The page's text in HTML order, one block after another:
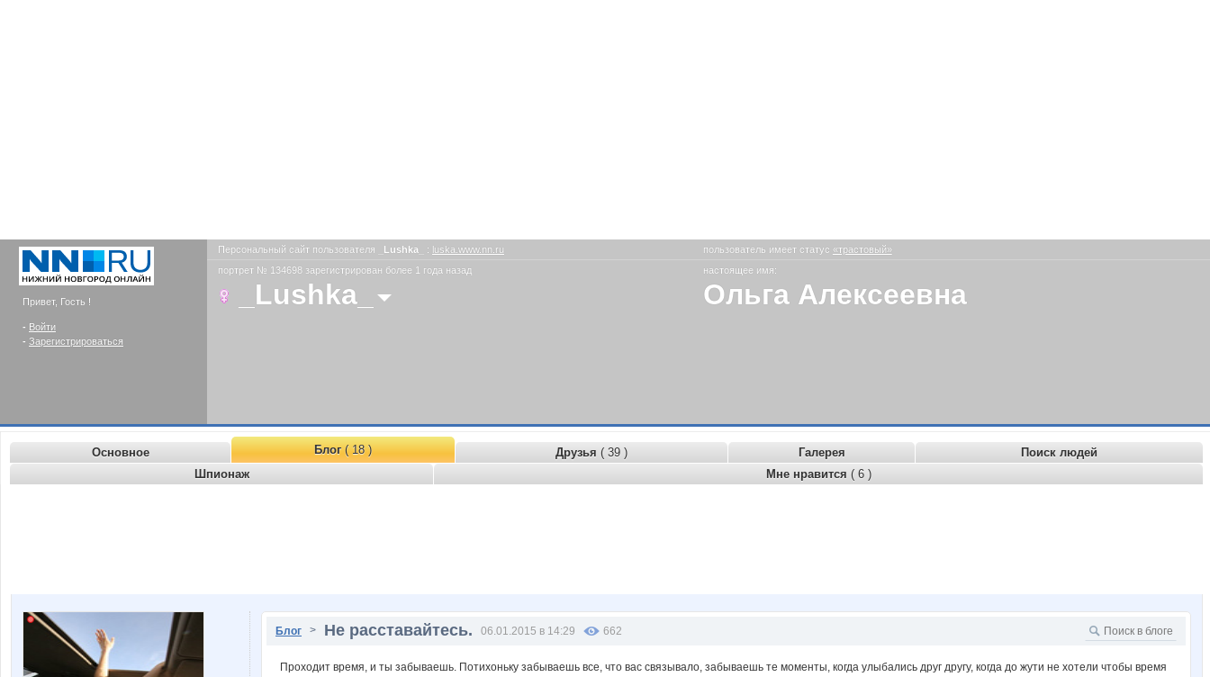
Привет, Гость !
- Войти
- Зарегистрироваться
Персональный сайт пользователя _Lushka_ : luska.www.nn.ru пользователь имеет статус «трастовый»
портрет № 134698 зарегистрирован более 1 года назад
_Lushka_
настоящее имя:
Ольга Алексеевна
Основное Блог( 18 ) Друзья ( 39 ) Галерея
Поиск людей
Шпионаж
Мне нравится ( 6 )
Блог > Не расставайтесь. 06.01.2015 в 14:29 662
Проходит время, и ты забываешь. Потихоньку забываешь все, что вас связывало, забываешь те моменты, когда улыбались друг другу, когда до жути не хотели чтобы время